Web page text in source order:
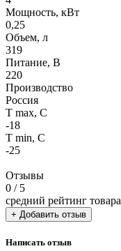
Мощность, кВт
0,25
Объем, л
319
Питание, В
220
Производство
Россия
Т max, С
-18
Т min, С
-25
Отзывы
0 / 5
средний рейтинг товара
+ Добавить отзыв
Написать отзыв